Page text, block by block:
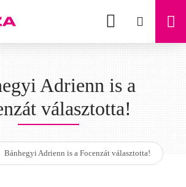
Adrienn is a
választotta!
Bánhegyi Adrienn is a Focenzát választotta!